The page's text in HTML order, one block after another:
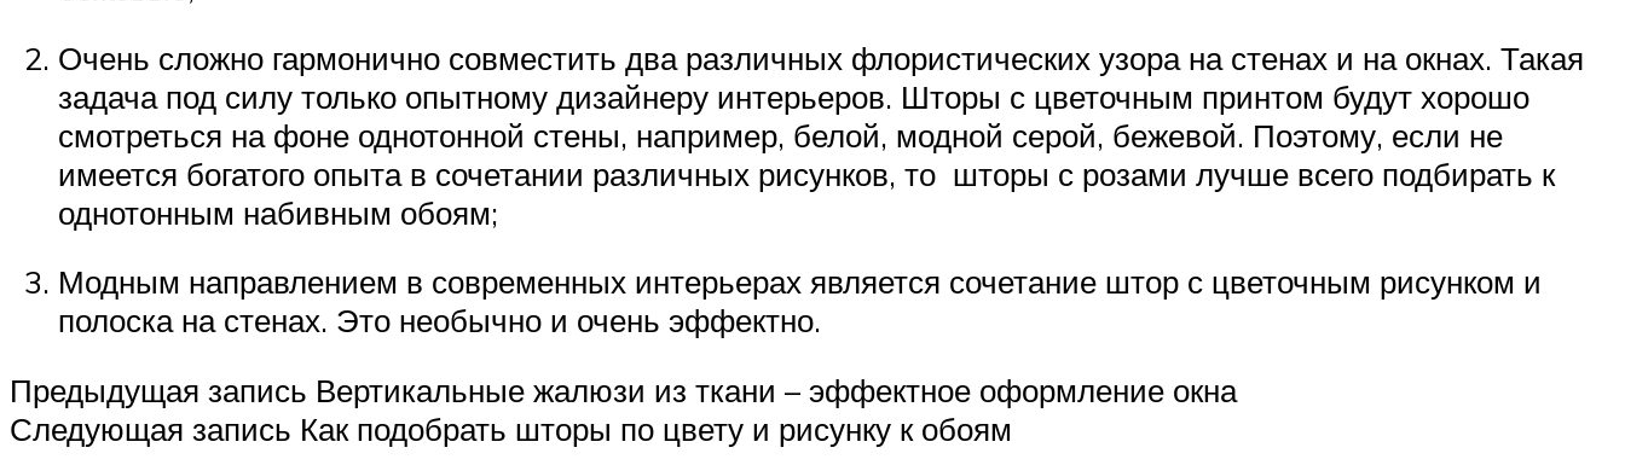
Очень сложно гармонично совместить два различных флористических узора на стенах и на окнах. Такая
задача под силу только опытному дизайнеру интерьеров. Шторы с цветочным принтом будут хорошо
смотреться на фоне однотонной стены, например, белой, модной серой, бежевой. Поэтому, если не
имеется богатого опыта в сочетании различных рисунков, то шторы с розами лучше всего подбирать к
однотонным набивным обоям;
Модным направлением в современных интерьерах является сочетание штор с цветочным рисунком и
полоска на стенах. Это необычно и очень эффектно.
Предыдущая запись Вертикальные жалюзи из ткани – эффектное оформление окна
Следующая запись Как подобрать шторы по цвету и рисунку к обоям